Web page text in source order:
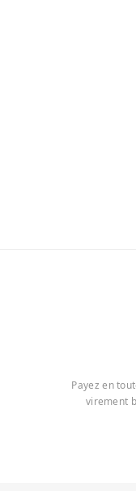
Payez en
virement